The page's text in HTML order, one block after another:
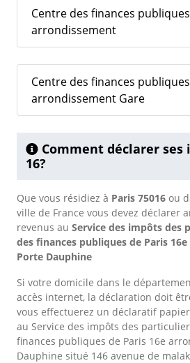
Centre des finances
arrondissement
Centre des finances
arrondissement Gare
Comment déclarer ses
16?
Que vous résidiez à Paris 75016 ou
ville de France vous devez déclarer
revenus au Service des impôts des
des finances publiques de Paris
Porte Dauphine
Si votre domicile dans le
accès internet, la déclaration doit
vous effectuerez un déclaratif
au Service des impôts des
finances publiques de Paris 16e
Dauphine situé 146 avenue de